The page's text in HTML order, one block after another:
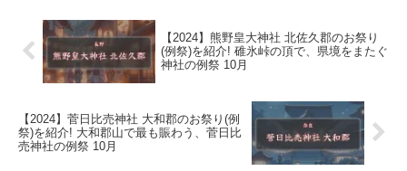
【2024】熊野皇大神社 北佐久郡のお祭り
(例祭)を紹介! 碓氷峠の頂で、県境をまたぐ
神社の例祭 10月
【2024】菅日比売神社 大和郡のお祭り(例
祭)を紹介! 大和郡山で最も賑わう、菅日比
売神社の例祭 10月